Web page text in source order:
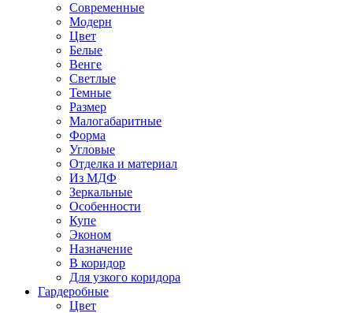
Современные
Модерн
Цвет
Белые
Венге
Светлые
Темные
Размер
Малогабаритные
Форма
Угловые
Отделка и материал
Из МДФ
Зеркальные
Особенности
Купе
Эконом
Назначение
В коридор
Для узкого коридора
Гардеробные
Цвет